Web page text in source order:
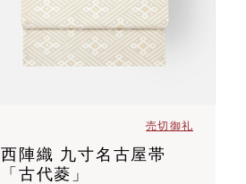
売切御礼
西陣織 九寸名古屋帯
「古代菱」